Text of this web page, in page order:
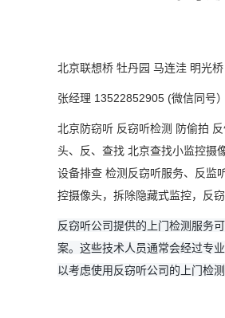
北京联想桥 牡丹园 马连洼 明光
张经理 13522852905 (微信同号）
北京防窃听 反窃听检测 防偷拍
头、反、查找 北京查找小监控摄
设备排查 检测反窃听服务、反监
控摄像头，拆除隐藏式监控，反
反窃听公司提供的上门检测服务
案。这些技术人员通常会经过专
以考虑使用反窃听公司的上门检